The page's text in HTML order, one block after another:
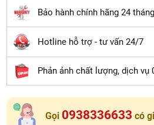
Bảo hành chính hãng 24 tháng
Hotline hỗ trợ - tư vấn 24/7
Phản ảnh chất lượng, dịch vụ
Gọi 0938336633 có